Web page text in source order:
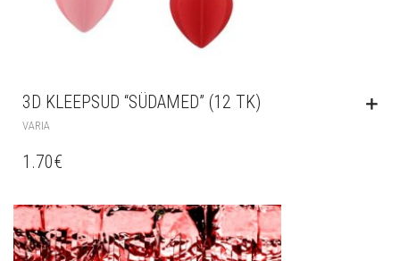
3D KLEEPSUD “SÜDAMED” (12 TK)
VARIA
1.70€